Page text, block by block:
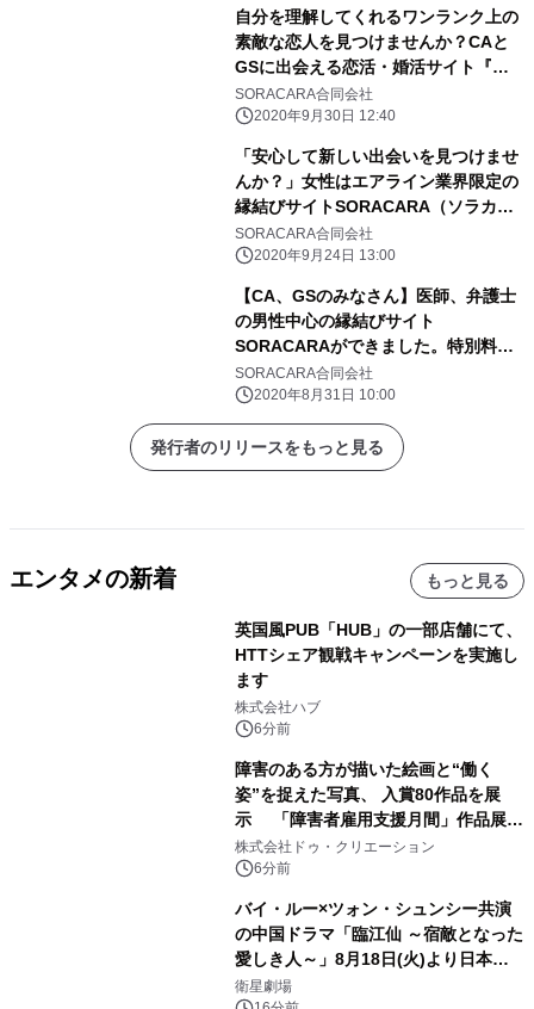
自分を理解してくれるワンランク上の
素敵な恋人を見つけませんか？CAと
GSに出会える恋活・婚活サイト『ソ
ラカラ』日本キャビンアテンダント協
会推薦
SORACARA合同会社
2020年9月30日 12:40
「安心して新しい出会いを見つけませ
んか？」女性はエアライン業界限定の
縁結びサイトSORACARA（ソラカ
ラ）
SORACARA合同会社
2020年9月24日 13:00
【CA、GSのみなさん】医師、弁護士
の男性中心の縁結びサイト
SORACARAができました。特別料金
で是非お試しください。
SORACARA合同会社
2020年8月31日 10:00
発行者のリリースをもっと見る
エンタメの新着 もっと見る
英国風PUB「HUB」の一部店舗にて、
HTTシェア観戦キャンペーンを実施し
ます
株式会社ハブ
6分前
障害のある方が描いた絵画と“働く
姿”を捉えた写真、 入賞80作品を展
示 「障害者雇用支援月間」作品展示
会を 東京・愛知で開催
株式会社ドゥ・クリエーション
6分前
バイ・ルー×ツォン・シュンシー共演
の中国ドラマ「臨江仙 ～宿敵となった
愛しき人～」8月18日(火)より日本初
放送！YouTubeにて8月11日(火)より
衛星劇場